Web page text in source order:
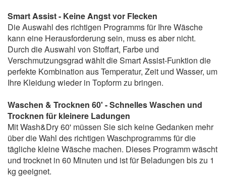
Smart Assist - Keine Angst vor Flecken
Die Auswahl des richtigen Programms für Ihre Wäsche
kann eine Herausforderung sein, muss es aber nicht.
Durch die Auswahl von Stoffart, Farbe und
Verschmutzungsgrad wählt die Smart Assist-Funktion die
perfekte Kombination aus Temperatur, Zeit und Wasser, um
Ihre Kleidung wieder in Topform zu bringen.
Waschen & Trocknen 60' - Schnelles Waschen und
Trocknen für kleinere Ladungen
Mit Wash&Dry 60' müssen Sie sich keine Gedanken mehr
über die Wahl des richtigen Waschprogramms für die
tägliche kleine Wäsche machen. Dieses Programm wäscht
und trocknet in 60 Minuten und ist für Beladungen bis zu 1
kg geeignet.